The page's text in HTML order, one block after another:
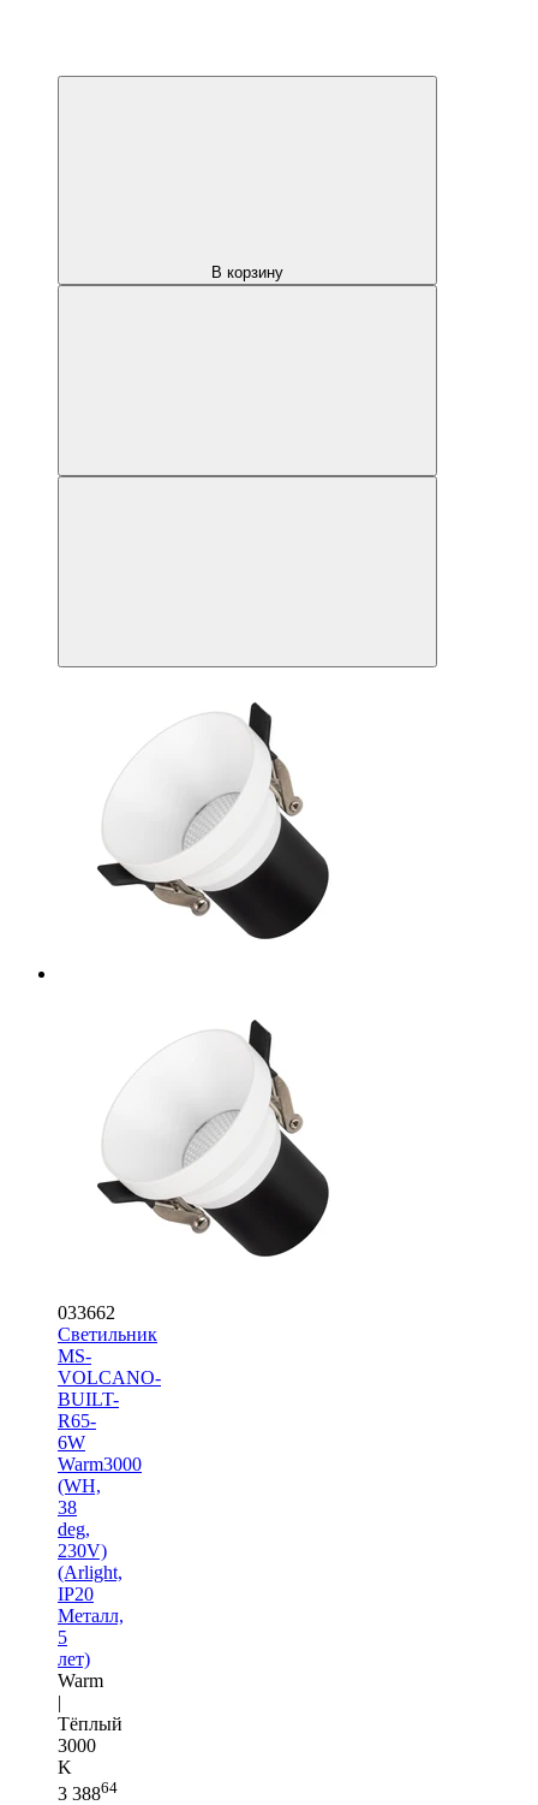
В корзину
033662
Светильник
MS-
VOLCANO-
BUILT-
R65-
6W
Warm3000
(WH,
38
deg,
230V)
(Arlight,
IP20
Металл,
5
лет)
Warm
|
Тёплый
3000
K
3 38864